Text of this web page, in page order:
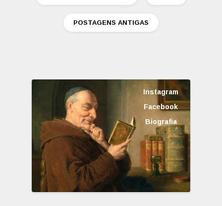
POSTAGENS ANTIGAS
Instagram
Facebook
Biografia